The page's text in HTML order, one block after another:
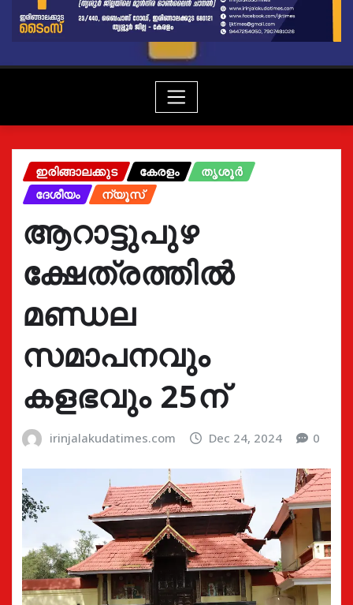
ഇരിങ്ങാലക്കുട കേരളം
തൃശൂർ
ദേശീയം
ന്യൂസ്
ആറാട്ടുപുഴ
ക്ഷേത്രത്തിൽ
മണ്ഡല
സമാപനവും
കളഭവും 25ന്
irinjalakudatimes.com Dec 24, 2024 0